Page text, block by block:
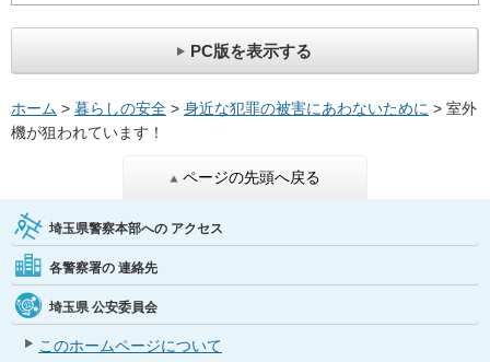
PC版を表示する
ホーム > 暮らしの安全 > 身近な犯罪の被害にあわないために > 室外
機が狙われています！
ページの先頭へ戻る
埼玉県警察本部への アクセス
各警察署の 連絡先
埼玉県 公安委員会
このホームページについて